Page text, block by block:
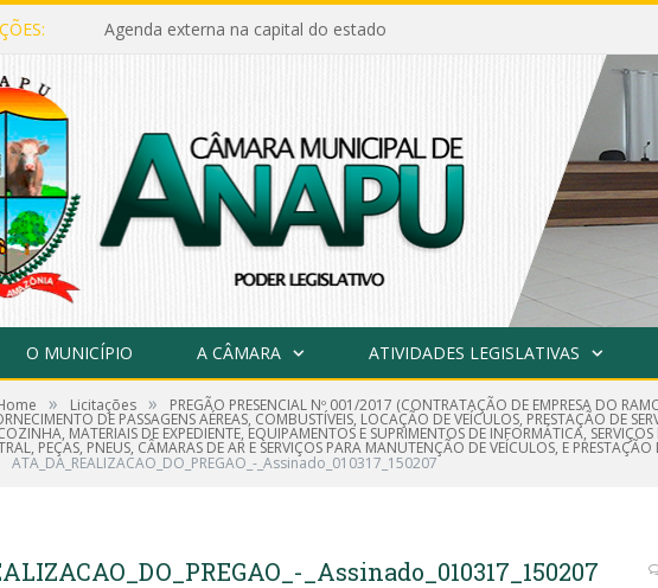
Agenda externa na capital do estado
O MUNICÍPIO A CÂMARA ATIVIDADES LEGISLATIVAS
» Licitações » PREGÃO PRESENCIAL Nº 001/2017 (CONTRATAÇÃO DE EMPRESA DO
DE PASSAGENS AÉREAS, COMBUSTÍVEIS, LOCAÇÃO DE VEÍCULOS, PRESTAÇÃO DE
MATERIAIS DE EXPEDIENTE, EQUIPAMENTOS E SUPRIMENTOS DE INFORMÁTICA,
PEÇAS, PNEUS, CÂMARAS DE AR E SERVIÇOS PARA MANUTENÇÃO DE VEÍCULOS, E PRESTAÇÃO
ATA_DA_REALIZACAO_DO_PREGAO_-_Assinado_010317_150207
_Assinado_010317_150207